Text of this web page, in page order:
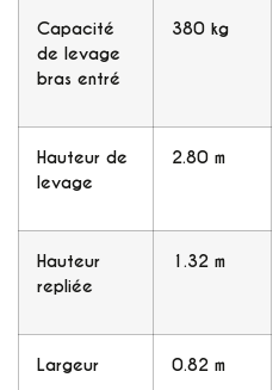
Capacité
de levage
bras entré
380 kg
Hauteur de
levage
2.80 m
Hauteur
repliée
1.32 m
Largeur 0.82 m